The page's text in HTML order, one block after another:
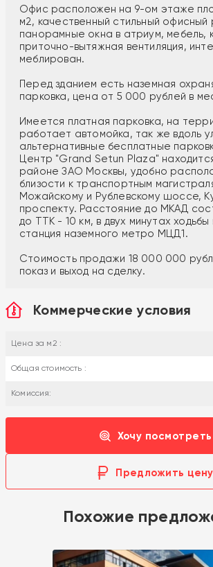
Офис расположен на 9-ом этаже
м2, качественный стильный офисный
пaнoрамныe окнa в атриум, мебeль,
пpиточно-вытяжная вентиляция,
меблирован.
Перед зданием есть наземная
парковка, цена от 5 000 рублей в
Имeетcя плaтная пaркoвка, на
работает автомойка, так же вдоль
альтернативные бесплатные
Центр "Grаnd Sеtun Рlаzа"
районе ЗАО Москвы, удобно
близости к транспортным
Можайскому и Рублевскому шоссе,
проспекту. Расстояние до МКАД
до ТТК - 10 км, в двух минутах ходьбы
станция наземного метро МЦД1.
Стоимость продажи 18 000 000
показ и выход на сделку.
Коммерческие условия
Цена за м2 :
Общая стоимость :
Комиссия:
Хочу посмотреть
Предложить цену
Похожие